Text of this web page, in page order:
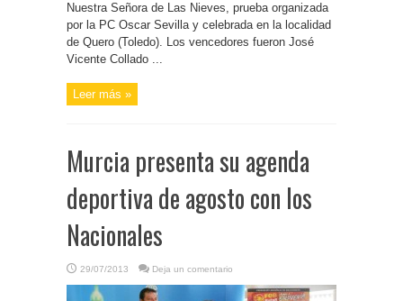
Nuestra Señora de Las Nieves, prueba organizada
por la PC Oscar Sevilla y celebrada en la localidad
de Quero (Toledo). Los vencedores fueron José
Vicente Collado ...
Leer más »
Murcia presenta su agenda
deportiva de agosto con los
Nacionales
29/07/2013 Deja un comentario